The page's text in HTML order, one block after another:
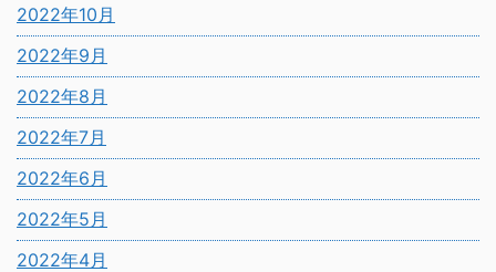
2022年10月
2022年9月
2022年8月
2022年7月
2022年6月
2022年5月
2022年4月